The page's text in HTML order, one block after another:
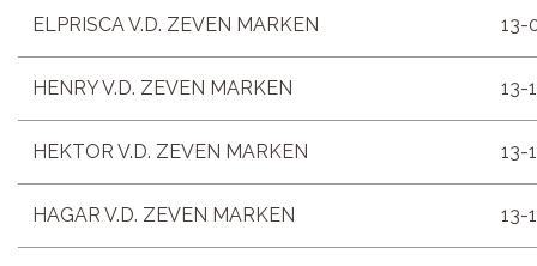
ELPRISCA V.D. ZEVEN MARKEN 13-
HENRY V.D. ZEVEN MARKEN 13-
HEKTOR V.D. ZEVEN MARKEN 13-
HAGAR V.D. ZEVEN MARKEN 13-